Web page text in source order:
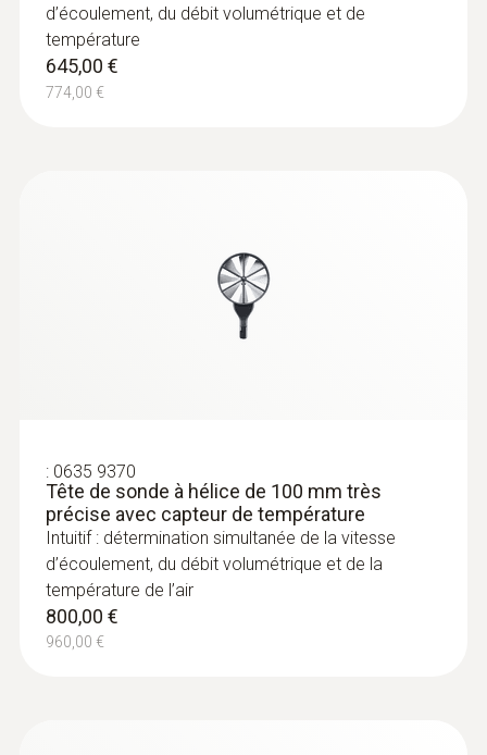
:0560 1510
testo 510i - manomètre différentiel
avec commande Smartphone
Mesure de la pression de gaz dynamique et
au repos
127,00 €
152,40 €
d’écoulement, du débit volumétrique et de
température
645,00 €
774,00 €
: 0635 9370
Tête de sonde à hélice de 100 mm très
précise avec capteur de température
Intuitif : détermination simultanée de la vitesse
d’écoulement, du débit volumétrique et de la
température de l’air
800,00 €
960,00 €